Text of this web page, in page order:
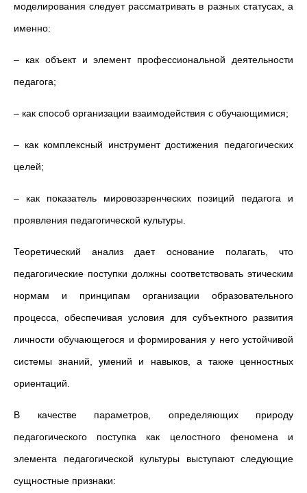
моделирования следует рассматривать в разных статусах, а
именно:
– как объект и элемент профессиональной деятельности
педагога;
– как способ организации взаимодействия с обучающимися;
– как комплексный инструмент достижения педагогических
целей;
– как показатель мировоззренческих позиций педагога и
проявления педагогической культуры.
Теоретический анализ дает основание полагать, что
педагогические поступки должны соответствовать этическим
нормам и принципам организации образовательного
процесса, обеспечивая условия для субъектного развития
личности обучающегося и формирования у него устойчивой
системы знаний, умений и навыков, а также ценностных
ориентаций.
В качестве параметров, определяющих природу
педагогического поступка как целостного феномена и
элемента педагогической культуры выступают следующие
сущностные признаки: